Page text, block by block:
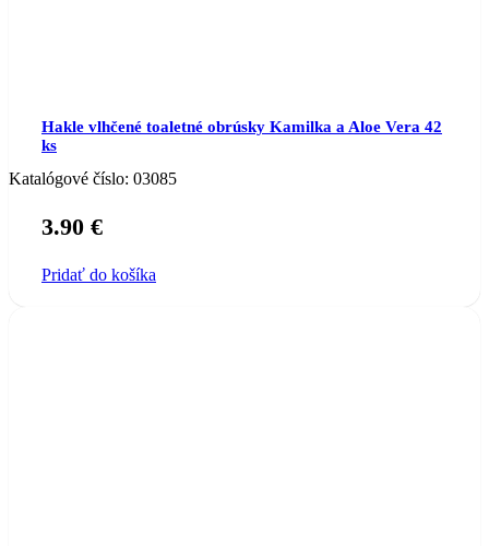
Hakle vlhčené toaletné obrúsky Kamilka a Aloe Vera 42
ks
Katalógové číslo: 03085
3.90 €
Pridať do košíka